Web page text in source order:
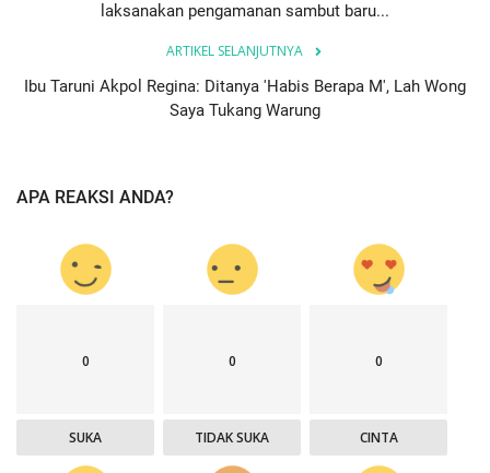
laksanakan pengamanan sambut baru...
ARTIKEL SELANJUTNYA
Ibu Taruni Akpol Regina: Ditanya 'Habis Berapa M', Lah Wong
Saya Tukang Warung
APA REAKSI ANDA?
0
SUKA
0
TIDAK SUKA
0
CINTA